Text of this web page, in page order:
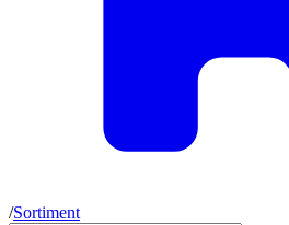
/Sortiment